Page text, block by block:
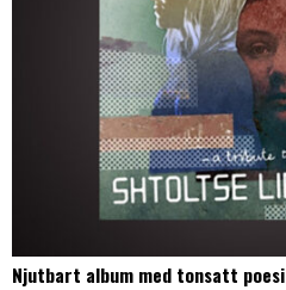
Njutbart album med tonsatt poesi